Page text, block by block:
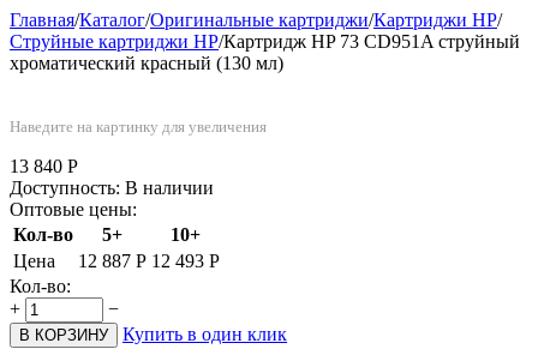
Главная/Каталог/Оригинальные картриджи/Картриджи HP/
Струйные картриджи HP/Картридж HP 73 CD951A струйный
хроматический красный (130 мл)
Наведите на картинку для увеличения
13 840 Р
Доступность: В наличии
Оптовые цены:
Кол-во
5+
10+
Цена
12 887 Р 12 493 Р
Кол-во:
+
−
В КОРЗИНУ
Купить в один клик